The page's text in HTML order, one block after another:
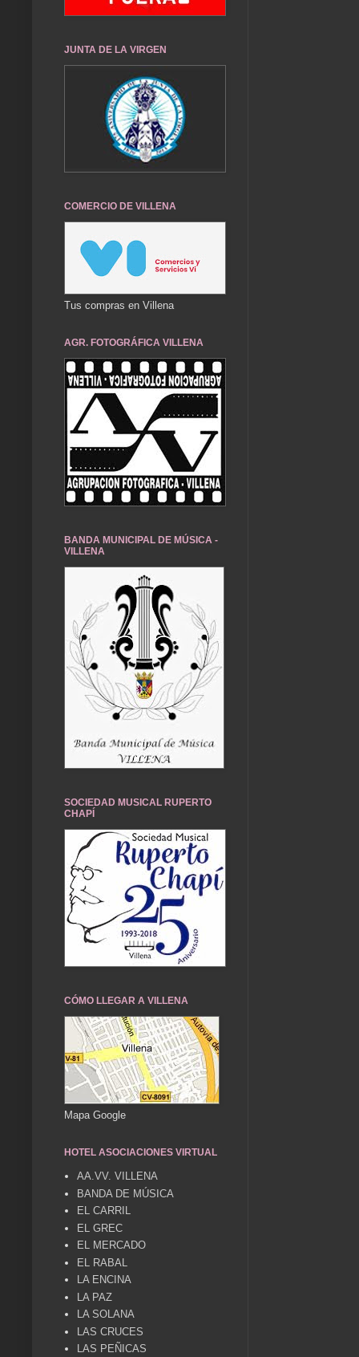
JUNTA DE LA VIRGEN
COMERCIO DE VILLENA
Tus compras en Villena
AGR. FOTOGRÁFICA VILLENA
BANDA MUNICIPAL DE MÚSICA -
VILLENA
SOCIEDAD MUSICAL RUPERTO
CHAPÍ
CÓMO LLEGAR A VILLENA
Mapa Google
HOTEL ASOCIACIONES VIRTUAL
AA.VV. VILLENA
BANDA DE MÚSICA
EL CARRIL
EL GREC
EL MERCADO
EL RABAL
LA ENCINA
LA PAZ
LA SOLANA
LAS CRUCES
LAS PEÑICAS